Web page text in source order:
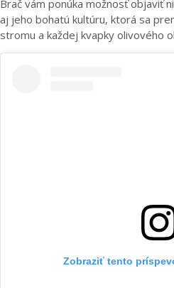
Brač vám ponúka možnosť objaviť
aj jeho bohatú kultúru, ktorá sa
stromu a každej kvapky olivového
Zobraziť tento